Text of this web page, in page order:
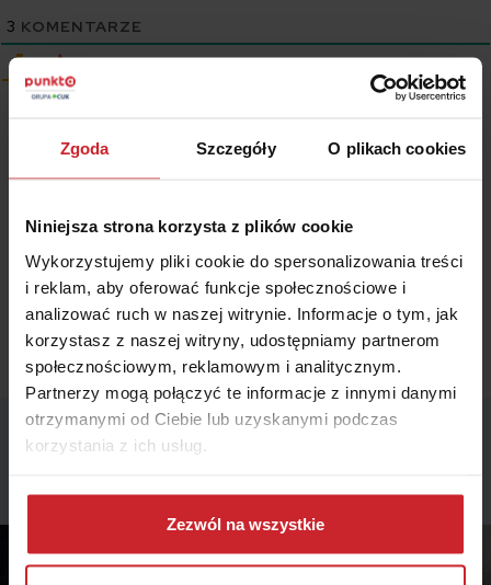
Zgoda Szczegóły O plikach cookies
Niniejsza strona korzysta z plików cookie
Wykorzystujemy pliki cookie do spersonalizowania treści
i reklam, aby oferować funkcje społecznościowe i
analizować ruch w naszej witrynie. Informacje o tym, jak
korzystasz z naszej witryny, udostępniamy partnerom
społecznościowym, reklamowym i analitycznym.
Partnerzy mogą połączyć te informacje z innymi danymi
otrzymanymi od Ciebie lub uzyskanymi podczas
korzystania z ich usług.
Dowiedz się więcej na temat tego, kim jesteśmy, jak
można się z nami skontaktować i w jaki sposób
przetwarzamy dane osobowe w ramachPolityki
Zezwól na wszystkie
3 KOMENTARZE
Starsze
Wyświetl komentarze
Wszystkie treści prezentowane na łamach niniejszej witryny
stanowiąc wyraz osobistych poglądów ich autora/ów oraz nie nie
powinny stanowić podstawy przy podejmowaniu decyzji
biznesowych, inwestycyjnych, lub podatkowych, za które to decyzje
właściciel strony internetowej ani autorzy nie ponoszą jakiejkolwiek
odpowiedzialności.